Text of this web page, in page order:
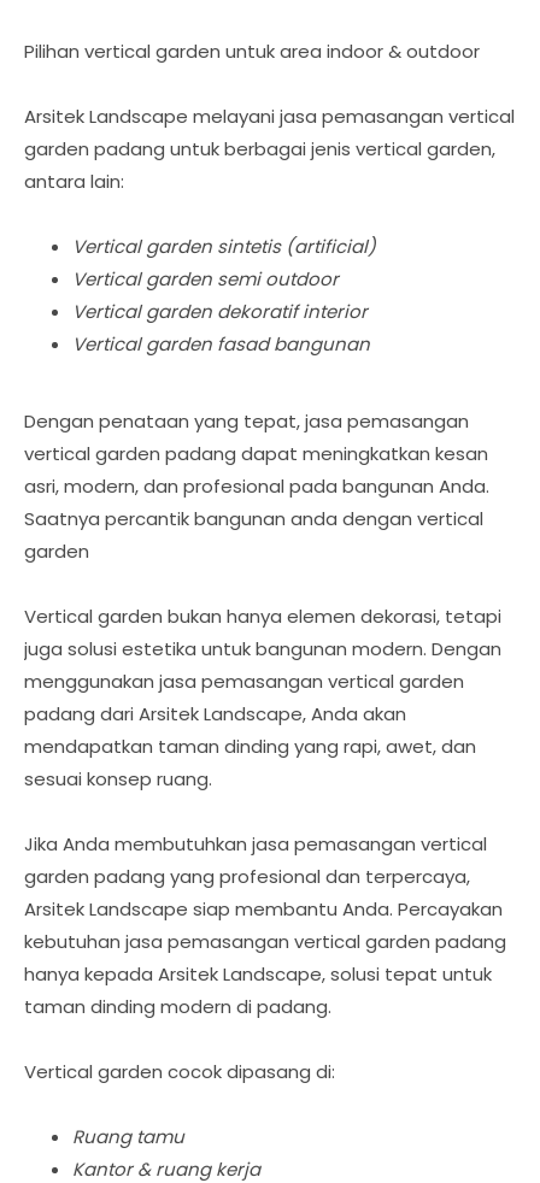
Pilihan vertical garden untuk area indoor & outdoor
Arsitek Landscape melayani jasa pemasangan vertical
garden padang untuk berbagai jenis vertical garden,
antara lain:
Vertical garden sintetis (artificial)
Vertical garden semi outdoor
Vertical garden dekoratif interior
Vertical garden fasad bangunan
Dengan penataan yang tepat, jasa pemasangan
vertical garden padang dapat meningkatkan kesan
asri, modern, dan profesional pada bangunan Anda.
Saatnya percantik bangunan anda dengan vertical
garden
Vertical garden bukan hanya elemen dekorasi, tetapi
juga solusi estetika untuk bangunan modern. Dengan
menggunakan jasa pemasangan vertical garden
padang dari Arsitek Landscape, Anda akan
mendapatkan taman dinding yang rapi, awet, dan
sesuai konsep ruang.
Jika Anda membutuhkan jasa pemasangan vertical
garden padang yang profesional dan terpercaya,
Arsitek Landscape siap membantu Anda. Percayakan
kebutuhan jasa pemasangan vertical garden padang
hanya kepada Arsitek Landscape, solusi tepat untuk
taman dinding modern di padang.
Vertical garden cocok dipasang di:
Ruang tamu
Kantor & ruang kerja